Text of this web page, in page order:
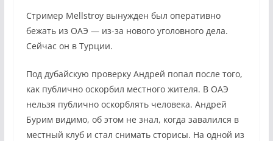
Стример Mellstroy вынужден был оперативно
бежать из ОАЭ — из-за нового уголовного дела.
Сейчас он в Турции.
Под дубайскую проверку Андрей попал после того,
как публично оскорбил местного жителя. В ОАЭ
нельзя публично оскорблять человека. Андрей
Бурим видимо, об этом не знал, когда завалился в
местный клуб и стал снимать сторисы. На одной из